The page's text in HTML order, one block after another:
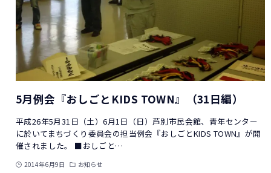
5月例会『おしごとKIDS TOWN』（31日編）
平成26年5月31日（土）6月1日（日）芦別市民会館、青年センター
に於いてまちづくり委員会の担当例会『おしごとKIDS TOWN』が開
催されました。 ■おしごと…
2014年6月9日 お知らせ